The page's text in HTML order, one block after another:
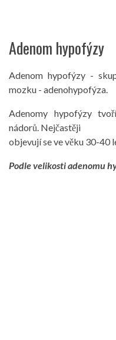
Adenom hypofýzy
Adenom hypofýzy -
mozku - adenohypofýza.
Adenomy hypofýzy
nádorů. Nejčastěji
objevují se ve věku 30-40
Podle velikosti adenomu